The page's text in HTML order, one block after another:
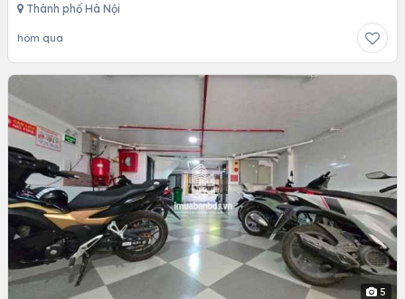
Thành phố Hà Nội
hôm qua
5